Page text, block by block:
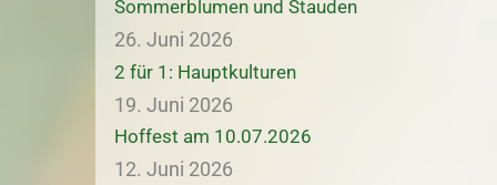
Sommerblumen und Stauden
26. Juni 2026
2 für 1: Hauptkulturen
19. Juni 2026
Hoffest am 10.07.2026
12. Juni 2026